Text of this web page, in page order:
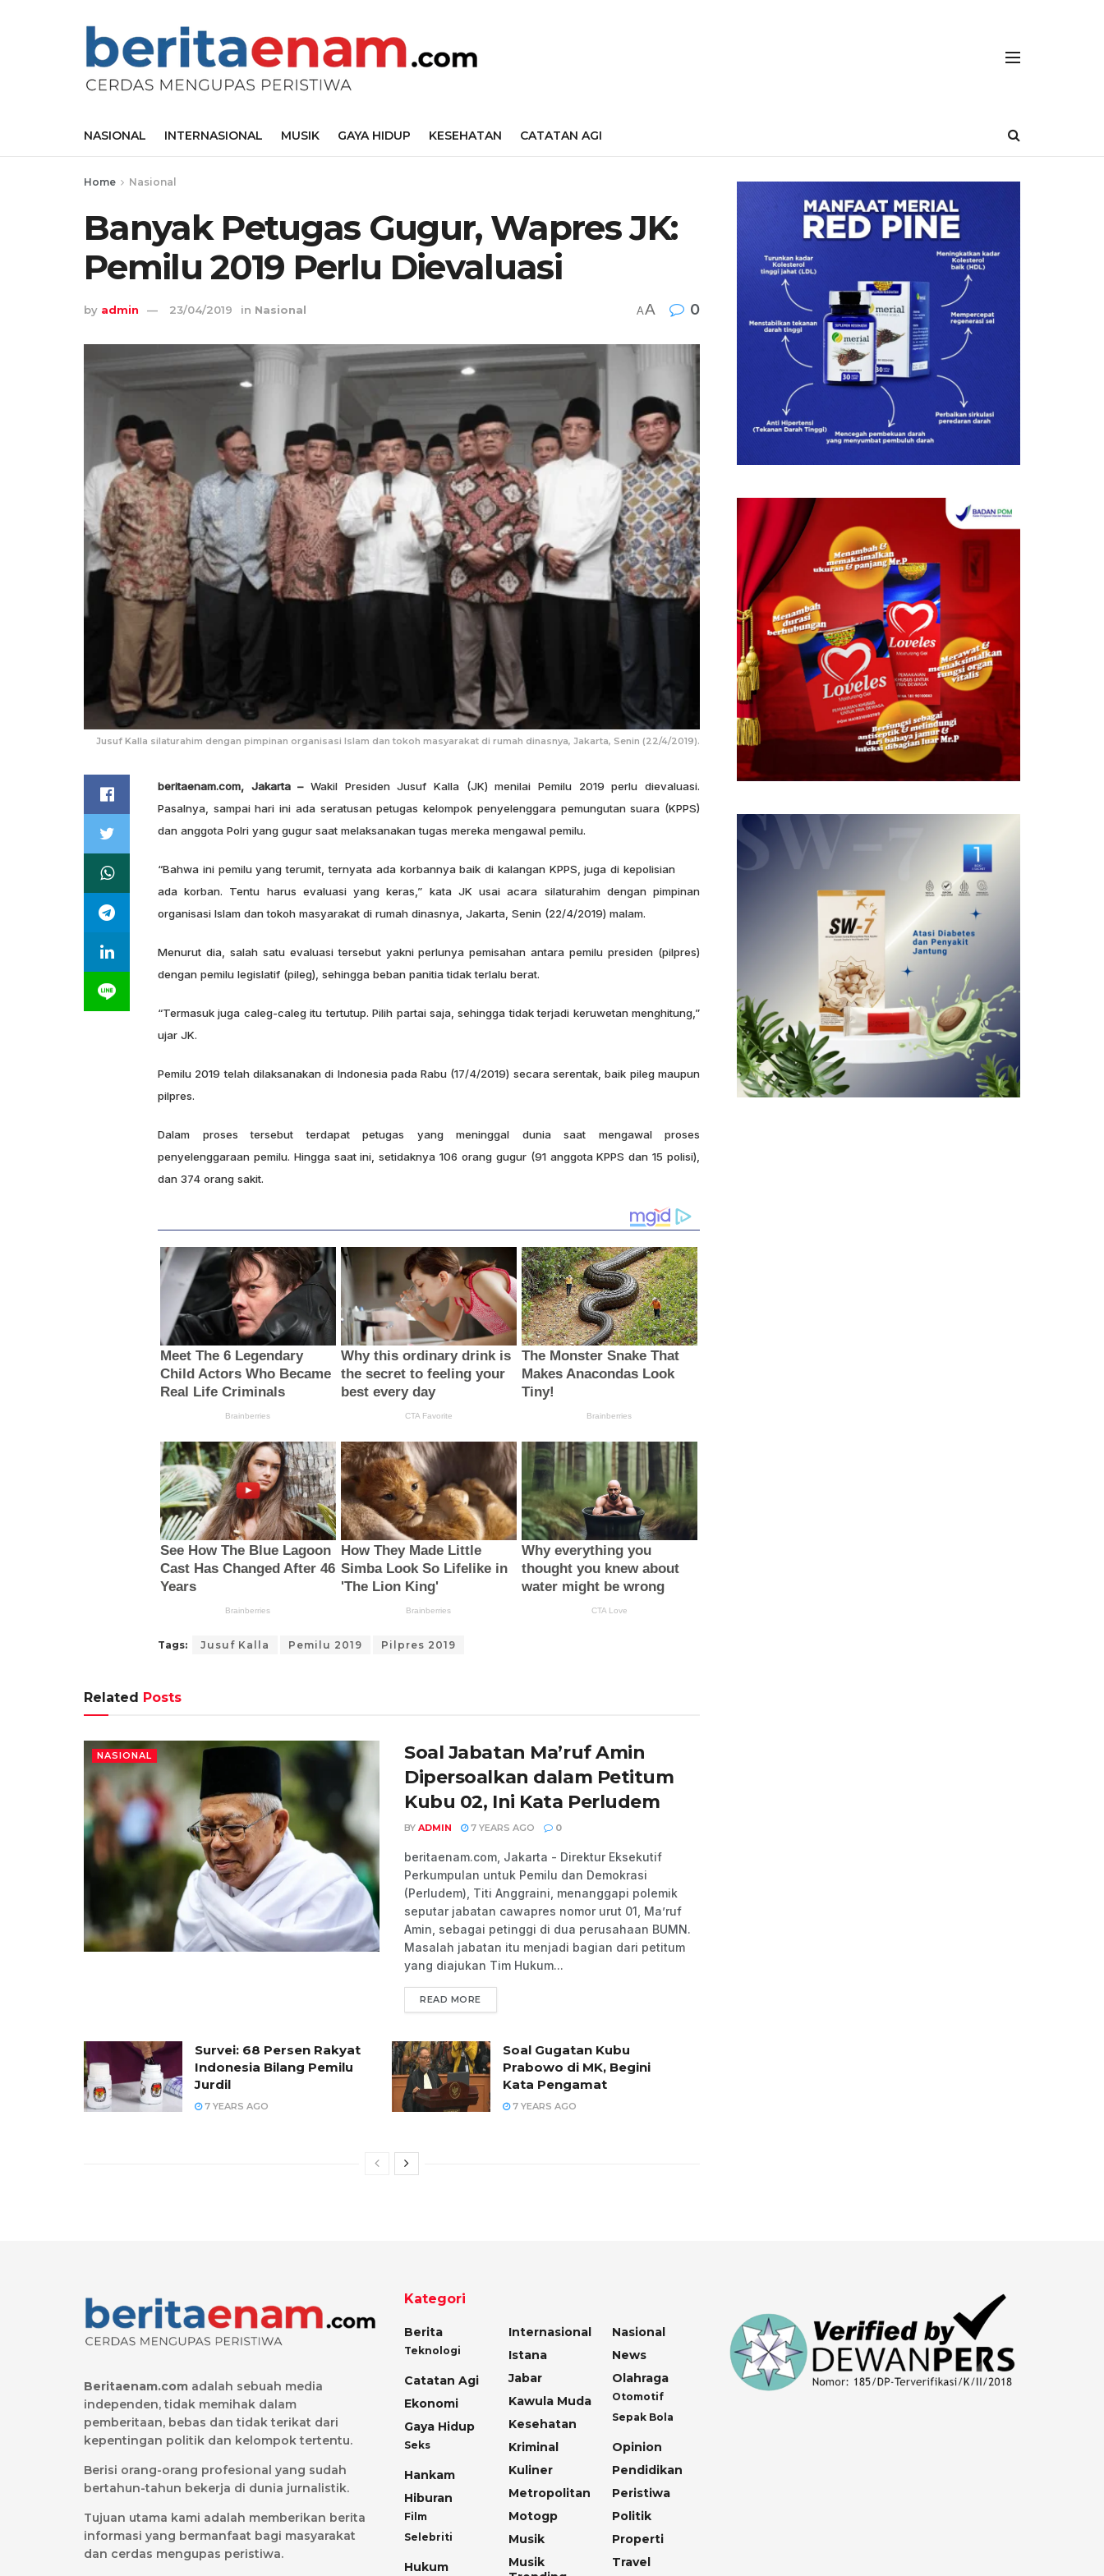
NASIONAL INTERNASIONAL MUSIK GAYA HIDUP KESEHATAN CATATAN AGI
Home Nasional
Banyak Petugas Gugur, Wapres JK:
Pemilu 2019 Perlu Dievaluasi
by admin 23/04/2019 in Nasional AA 0
Jusuf Kalla silaturahim dengan pimpinan organisasi Islam dan tokoh masyarakat di rumah dinasnya, Jakarta, Senin (22/4/2019).
beritaenam.com, Jakarta –Wakil Presiden Jusuf Kalla (JK) menilai Pemilu 2019 perlu dievaluasi.
Pasalnya, sampai hari ini ada seratusan petugas kelompok penyelenggara pemungutan suara (KPPS)
dan anggota Polri yang gugur saat melaksanakan tugas mereka mengawal pemilu.
“Bahwa ini pemilu yang terumit, ternyata ada korbannya baik di kalangan KPPS, juga di kepolisian
ada korban. Tentu harus evaluasi yang keras,” kata JK usai acara silaturahim dengan pimpinan
organisasi Islam dan tokoh masyarakat di rumah dinasnya, Jakarta, Senin (22/4/2019) malam.
Menurut dia, salah satu evaluasi tersebut yakni perlunya pemisahan antara pemilu presiden (pilpres)
dengan pemilu legislatif (pileg), sehingga beban panitia tidak terlalu berat.
“Termasuk juga caleg-caleg itu tertutup. Pilih partai saja, sehingga tidak terjadi keruwetan menghitung,”
ujar JK.
Pemilu 2019 telah dilaksanakan di Indonesia pada Rabu (17/4/2019) secara serentak, baik pileg maupun
pilpres.
Dalam proses tersebut terdapat petugas yang meninggal dunia saat mengawal proses
penyelenggaraan pemilu. Hingga saat ini, setidaknya 106 orang gugur (91 anggota KPPS dan 15 polisi),
dan 374 orang sakit.
Tags: Jusuf Kalla Pemilu 2019 Pilpres 2019
Related Posts
NASIONAL
Soal Jabatan Ma’ruf Amin
Dipersoalkan dalam Petitum
Kubu 02, Ini Kata Perludem
BY ADMIN 7 YEARS AGO 0
beritaenam.com, Jakarta - Direktur Eksekutif
Perkumpulan untuk Pemilu dan Demokrasi
(Perludem), Titi Anggraini, menanggapi polemik
seputar jabatan cawapres nomor urut 01, Ma’ruf
Amin, sebagai petinggi di dua perusahaan BUMN.
Masalah jabatan itu menjadi bagian dari petitum
yang diajukan Tim Hukum...
READ MORE
Survei: 68 Persen Rakyat
Indonesia Bilang Pemilu
Jurdil
7 YEARS AGO
Soal Gugatan Kubu
Prabowo di MK, Begini
Kata Pengamat
7 YEARS AGO
Beritaenam.com adalah sebuah media
independen, tidak memihak dalam
pemberitaan, bebas dan tidak terikat dari
kepentingan politik dan kelompok tertentu.
Berisi orang-orang profesional yang sudah
bertahun-tahun bekerja di dunia jurnalistik.
Tujuan utama kami adalah memberikan berita
informasi yang bermanfaat bagi masyarakat
dan cerdas mengupas peristiwa.
Kategori
Berita
Teknologi
Catatan Agi
Ekonomi
Gaya Hidup
Seks
Hankam
Hiburan
Film
Selebriti
Hukum
Internasional
Istana
Jabar
Kawula Muda
Kesehatan
Kriminal
Kuliner
Metropolitan
Motogp
Musik
Musik
Nasional
News
Olahraga
Otomotif
Sepak Bola
Opinion
Pendidikan
Peristiwa
Politik
Properti
Travel